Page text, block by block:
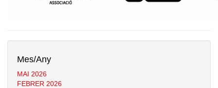
Mes/Any
MAI 2026
FEBRER 2026